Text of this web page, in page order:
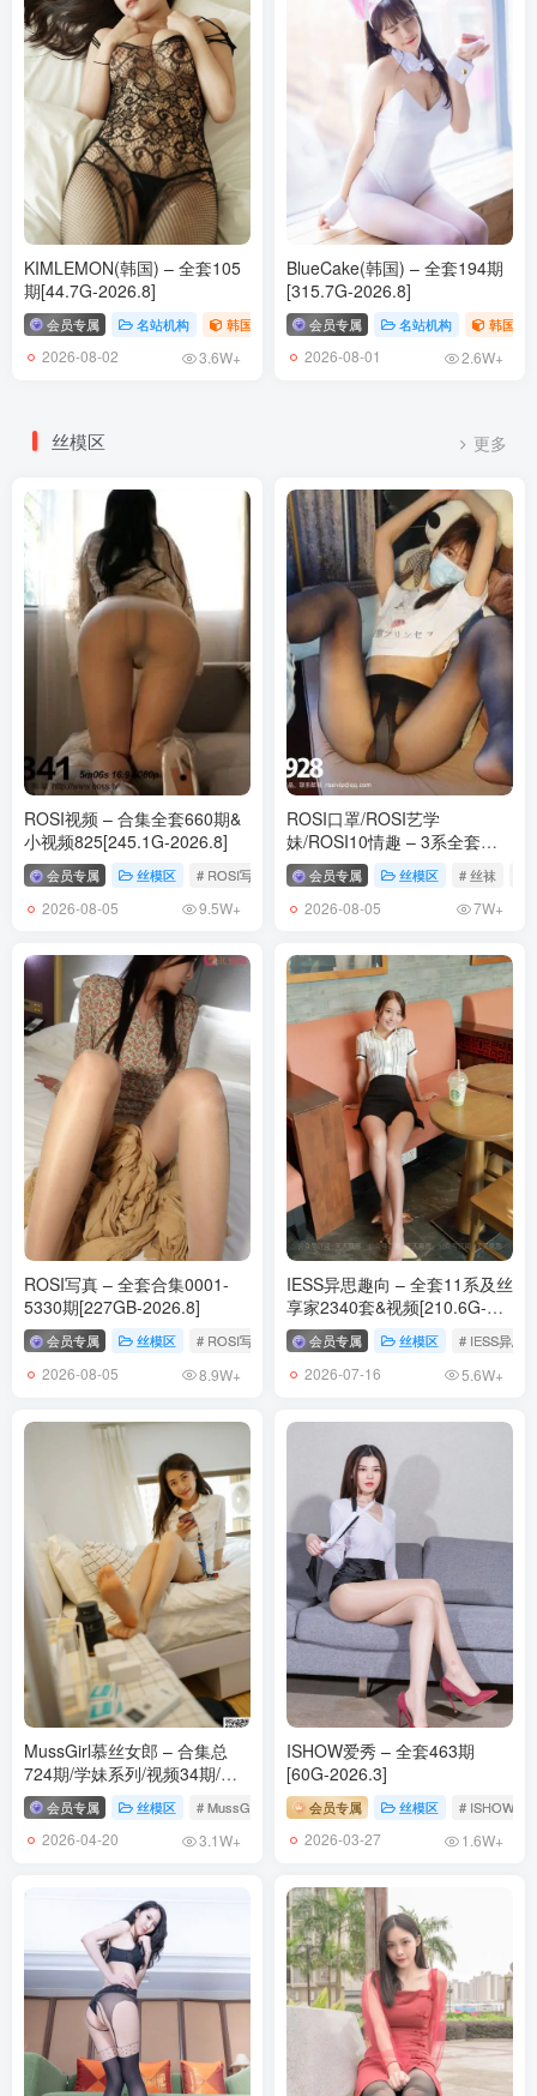
KIMLEMON(韩国) – 全套105
期[44.7G-2026.8]
会员专属 名站机构 韩国（korea） # KIMLEMON
2026-08-02 3.6W+
BlueCake(韩国) – 全套194期
[315.7G-2026.8]
会员专属 名站机构 韩国（
2026-08-01 2.6W+
丝模区 更多
ROSI视频 – 合集全套660期&
小视频825[245.1G-2026.8]
会员专属 丝模区 # ROSI写真
2026-08-05 9.5W+
ROSI口罩/ROSI艺学
妹/ROSI10情趣 – 3系全套
3620+252+53套[154.4G-
2026.8]
会员专属 丝模区 # 丝袜
2026-08-05 7W+
ROSI写真 – 全套合集0001-
5330期[227GB-2026.8]
会员专属 丝模区 # ROSI写真
2026-08-05 8.9W+
IESS异思趣向 – 全套11系及丝
享家2340套&视频[210.6G-
2026.7]
会员专属 丝模区 # IESS异思
2026-07-16 5.6W+
MussGirl慕丝女郎 – 合集总
724期/学妹系列/视频34期/花
絮209期[475G-2026.4]
会员专属 丝模区 # MussGirl慕丝女郎 # 慕丝女郎
2026-04-20 3.1W+
ISHOW爱秀 – 全套463期
[60G-2026.3]
会员专属 丝模区 # ISHOW爱
2026-03-27 1.6W+